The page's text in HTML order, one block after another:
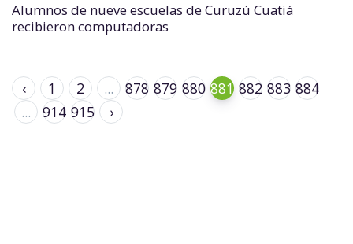
Alumnos de nueve escuelas de Curuzú Cuatiá
recibieron computadoras
‹ 1 2 ... 878 879 880 881 882 883 884
...
914 915 ›